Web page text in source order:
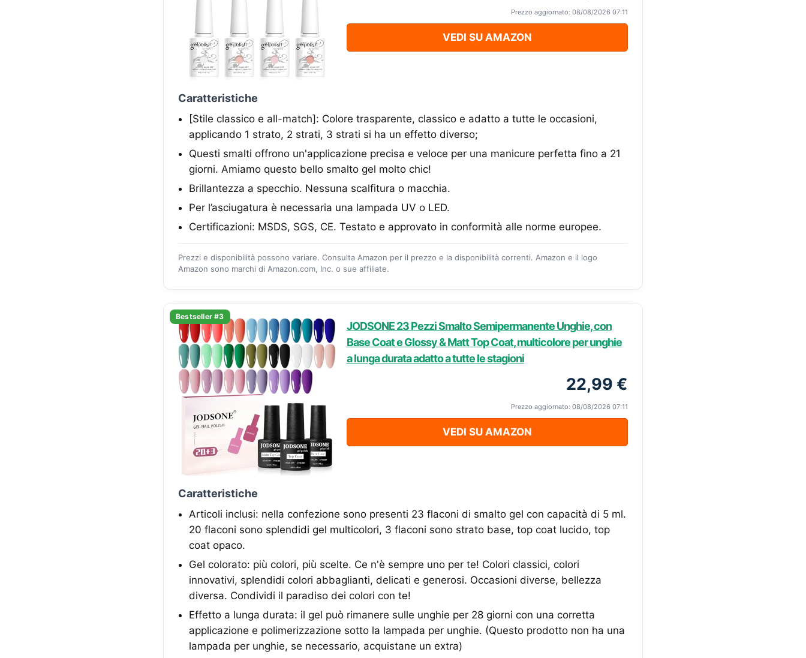
Prezzo aggiornato: 08/08/2026 07:11
VEDI SU AMAZON
Caratteristiche
[Stile classico e all-match]: Colore trasparente, classico e adatto a tutte le occasioni,
applicando 1 strato, 2 strati, 3 strati si ha un effetto diverso;
Questi smalti offrono un'applicazione precisa e veloce per una manicure perfetta fino a 21
giorni. Amiamo questo bello smalto gel molto chic!
Brillantezza a specchio. Nessuna scalfitura o macchia.
Per l’asciugatura è necessaria una lampada UV o LED.
Certificazioni: MSDS, SGS, CE. Testato e approvato in conformità alle norme europee.
Prezzi e disponibilità possono variare. Consulta Amazon per il prezzo e la disponibilità correnti. Amazon e il logo
Amazon sono marchi di Amazon.com, Inc. o sue affiliate.
Bestseller #3
JODSONE 23 Pezzi Smalto Semipermanente Unghie, con
Base Coat e Glossy & Matt Top Coat, multicolore per unghie
a lunga durata adatto a tutte le stagioni
22,99 €
Prezzo aggiornato: 08/08/2026 07:11
VEDI SU AMAZON
Caratteristiche
Articoli inclusi: nella confezione sono presenti 23 flaconi di smalto gel con capacità di 5 ml.
20 flaconi sono splendidi gel multicolori, 3 flaconi sono strato base, top coat lucido, top
coat opaco.
Gel colorato: più colori, più scelte. Ce n'è sempre uno per te! Colori classici, colori
innovativi, splendidi colori abbaglianti, delicati e generosi. Occasioni diverse, bellezza
diversa. Condividi il paradiso dei colori con te!
Effetto a lunga durata: il gel può rimanere sulle unghie per 28 giorni con una corretta
applicazione e polimerizzazione sotto la lampada per unghie. (Questo prodotto non ha una
lampada per unghie, se necessario, acquistane un extra)